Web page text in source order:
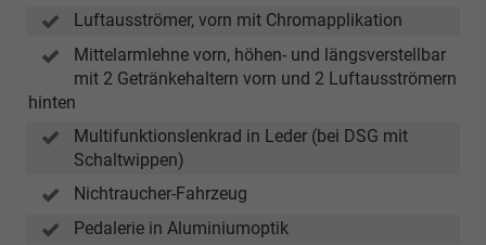
Luftausströmer, vorn mit Chromapplikation
Mittelarmlehne vorn, höhen- und längsverstellbar
mit 2 Getränkehaltern vorn und 2 Luftausströmern
hinten
Multifunktionslenkrad in Leder (bei DSG mit
Schaltwippen)
Nichtraucher-Fahrzeug
Pedalerie in Aluminiumoptik